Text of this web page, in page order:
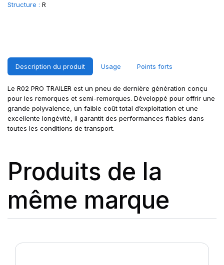
Structure : R
Description du produit Usage Points forts
Le R02 PRO TRAILER est un pneu de dernière génération conçu
pour les remorques et semi-remorques. Développé pour offrir une
grande polyvalence, un faible coût total d’exploitation et une
excellente longévité, il garantit des performances fiables dans
toutes les conditions de transport.
Produits de la
même marque